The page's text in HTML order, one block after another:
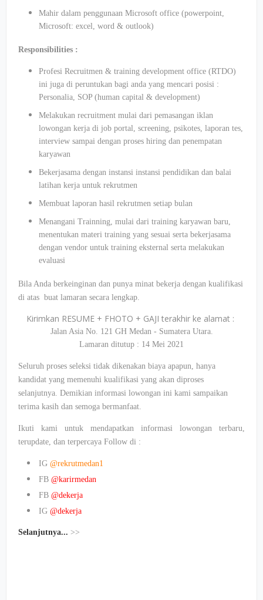
Mahir dalam penggunaan Microsoft office (powerpoint,
Microsoft: excel, word & outlook)
Responsibilities :
Profesi Recruitmen & training development office (RTDO)
ini juga di peruntukan bagi anda yang mencari posisi :
Personalia, SOP (human capital & development)
Melakukan recruitment mulai dari pemasangan iklan
lowongan kerja di job portal, screening, psikotes, laporan tes,
interview sampai dengan proses hiring dan penempatan
karyawan
Bekerjasama dengan instansi instansi pendidikan dan balai
latihan kerja untuk rekrutmen
Membuat laporan hasil rekrutmen setiap bulan
Menangani Trainning, mulai dari training karyawan baru,
menentukan materi training yang sesuai serta bekerjasama
dengan vendor untuk training eksternal serta melakukan
evaluasi
Bila Anda berkeinginan dan punya minat bekerja dengan kualifikasi
di atas buat lamaran secara lengkap.
Kirimkan RESUME + FHOTO + GAJI terakhir ke alamat :
Jalan Asia No. 121 GH Medan - Sumatera Utara.
Lamaran ditutup : 14 Mei 2021
Seluruh proses seleksi tidak dikenakan biaya apapun, hanya
kandidat yang memenuhi kualifikasi yang akan diproses
selanjutnya. Demikian informasi lowongan ini kami sampaikan
terima kasih dan semoga bermanfaat.
Ikuti kami untuk mendapatkan informasi lowongan terbaru,
terupdate, dan terpercaya Follow di :
IG @rekrutmedan1
FB @karirmedan
FB @dekerja
IG @dekerja
Selanjutnya... >>